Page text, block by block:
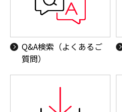
プロジェクター／ビデオ会
電卓／電子辞書／ポイン
クデバイス
業務用機器（ハンディタ
ドリーダー）
Q&A検索（よくあるご
質問）